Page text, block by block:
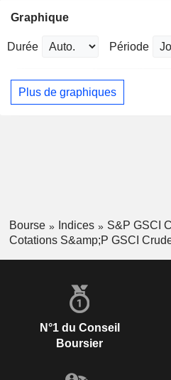
Graphique
Durée Période
Plus de graphiques
Bourse Indices
S&P GSCI
Cotations S&amp;P GSCI
N°1 du Conseil
Boursier